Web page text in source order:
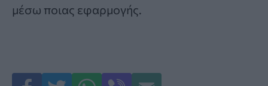
μέσω ποιας εφαρμογής.